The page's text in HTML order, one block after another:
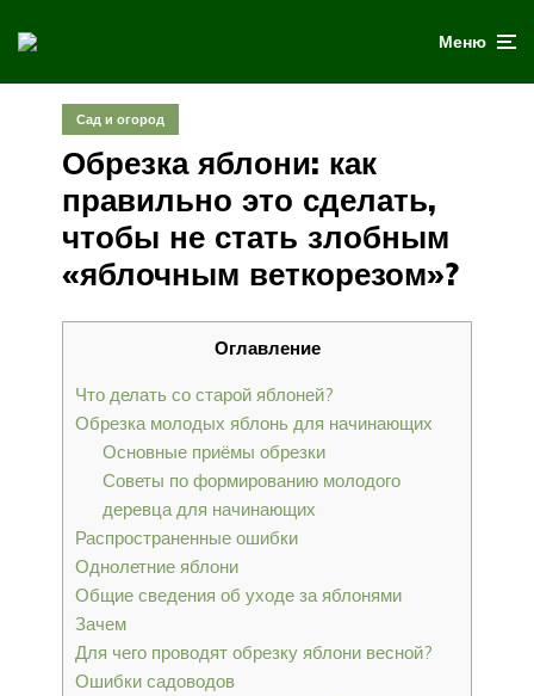
Меню
Сад и огород
Обрезка яблони: как
правильно это сделать,
чтобы не стать злобным
«яблочным веткорезом»?
Оглавление
Что делать со старой яблоней?
Обрезка молодых яблонь для начинающих
Основные приёмы обрезки
Советы по формированию молодого
деревца для начинающих
Распространенные ошибки
Однолетние яблони
Общие сведения об уходе за яблонями
Зачем
Для чего проводят обрезку яблони весной?
Ошибки садоводов